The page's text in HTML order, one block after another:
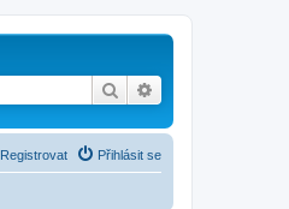
Hledat
Přihlásit se
Registrovat